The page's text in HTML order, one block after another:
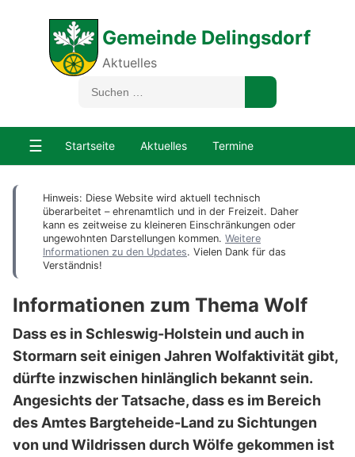
Gemeinde Delingsdorf
Aktuelles
☰ Startseite Aktuelles Termine
Hinweis: Diese Website wird aktuell technisch
überarbeitet – ehrenamtlich und in der Freizeit. Daher
kann es zeitweise zu kleineren Einschränkungen oder
ungewohnten Darstellungen kommen. Weitere
Informationen zu den Updates. Vielen Dank für das
Verständnis!
Informationen zum Thema Wolf
Dass es in Schleswig-Holstein und auch in
Stormarn seit einigen Jahren Wolfaktivität gibt,
dürfte inzwischen hinlänglich bekannt sein.
Angesichts der Tatsache, dass es im Bereich
des Amtes Bargteheide-Land zu Sichtungen
von und Wildrissen durch Wölfe gekommen ist